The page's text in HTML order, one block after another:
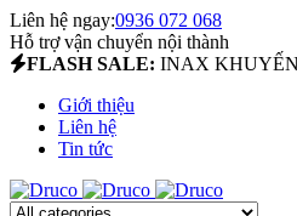
Liên hệ ngay:0936 072 068
Hỗ trợ vận chuyển nội thành
FLASH SALE: INAX
Giới thiệu
Liên hệ
Tin tức